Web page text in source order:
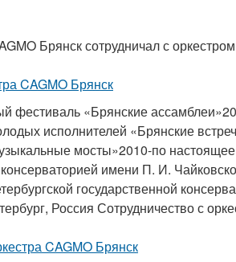
Брянск сотрудничал с
CAGMO Брянск
фестиваль «Брянские
исполнителей «Брянские
мосты»2010-по
имени П. И.
государственной
Россия Сотрудничество с
CAGMO Брянск